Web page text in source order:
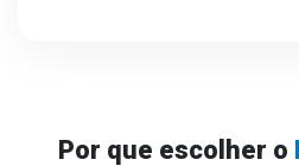
Por que escolher o